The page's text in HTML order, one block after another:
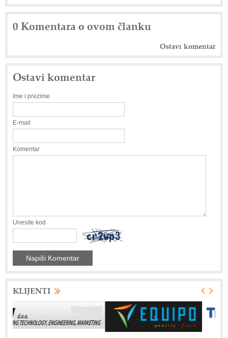
0 Komentara o ovom članku
Ostavi komentar
Ostavi komentar
Ime i prezime
E-mail
Komentar
Unesite kod
KLIJENTI